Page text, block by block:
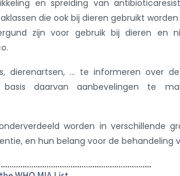
en spreiding van
die ook bij dieren gebruikt
zijn voor gebruik bij dieren en
dierenartsen, … te informeren over
daarvan aanbevelingen te
worden in verschillende
en hun belang voor de behandeling